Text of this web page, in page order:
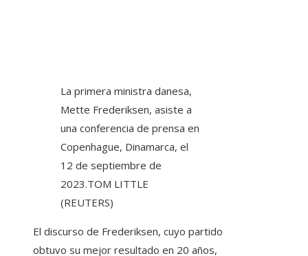
La primera ministra danesa,
Mette Frederiksen, asiste a
una conferencia de prensa en
Copenhague, Dinamarca, el
12 de septiembre de
2023.TOM LITTLE
(REUTERS)
El discurso de Frederiksen, cuyo partido
obtuvo su mejor resultado en 20 años,